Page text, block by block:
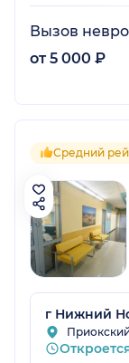
Вызов
от 5 000 ₽
Средний
г Нижний